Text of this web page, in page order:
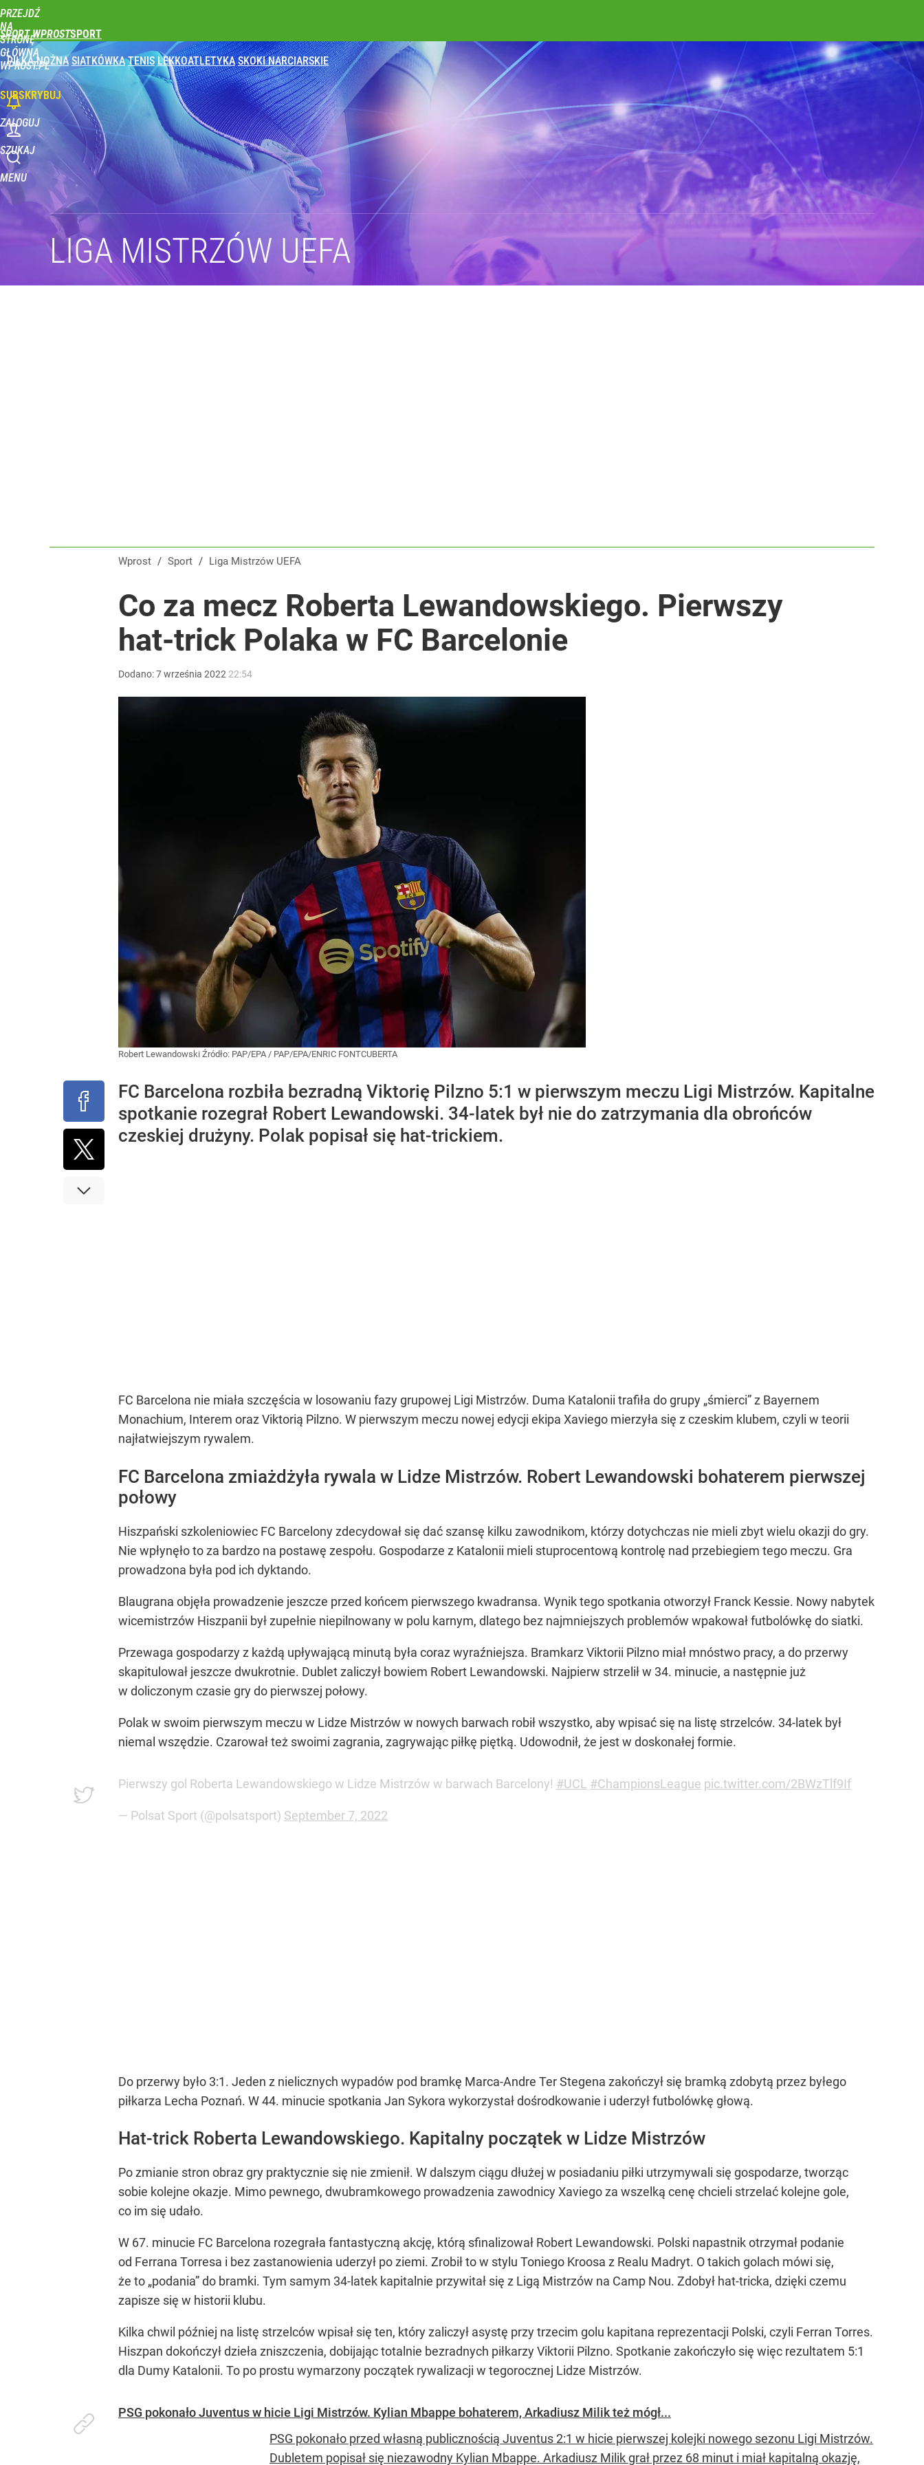
PRZEJDŹ
NA
STRONĘ
GŁÓWNĄ
WPROST.PL
SPORT WPROST
PIŁKA NOŻNA SIATKÓWKA TENIS LEKKOATLETYKA SKOKI NARCIARSKIE
SUBSKRYBUJ
ZALOGUJ
SZUKAJ
MENU
LIGA MISTRZÓW UEFA
Wprost / Sport / Liga Mistrzów UEFA
Co za mecz Roberta Lewandowskiego. Pierwszy
hat-trick Polaka w FC Barcelonie
Dodano:7września 2022 22:54
Robert Lewandowski Źródło: PAP/EPA / PAP/EPA/ENRIC FONTCUBERTA
FC Barcelona rozbiła bezradną Viktorię Pilzno 5:1 w pierwszym meczu Ligi Mistrzów. Kapitalne
spotkanie rozegrał Robert Lewandowski. 34-latek był nie do zatrzymania dla obrońców
czeskiej drużyny. Polak popisał się hat-trickiem.
FC Barcelona nie miała szczęścia w losowaniu fazy grupowej Ligi Mistrzów. Duma Katalonii trafiła do grupy „śmierci” z Bayernem
Monachium, Interem oraz Viktorią Pilzno. W pierwszym meczu nowej edycji ekipa Xaviego mierzyła się z czeskim klubem, czyli w teorii
najłatwiejszym rywalem.
FC Barcelona zmiażdżyła rywala w Lidze Mistrzów. Robert Lewandowski bohaterem pierwszej
połowy
Hiszpański szkoleniowiec FC Barcelony zdecydował się dać szansę kilku zawodnikom, którzy dotychczas nie mieli zbyt wielu okazji do gry.
Nie wpłynęło to za bardzo na postawę zespołu. Gospodarze z Katalonii mieli stuprocentową kontrolę nad przebiegiem tego meczu. Gra
prowadzona była pod ich dyktando.
Blaugrana objęła prowadzenie jeszcze przed końcem pierwszego kwadransa. Wynik tego spotkania otworzył Franck Kessie. Nowy nabytek
wicemistrzów Hiszpanii był zupełnie niepilnowany w polu karnym, dlatego bez najmniejszych problemów wpakował futbolówkę do siatki.
Przewaga gospodarzy z każdą upływającą minutą była coraz wyraźniejsza. Bramkarz Viktorii Pilzno miał mnóstwo pracy, a do przerwy
skapitulował jeszcze dwukrotnie. Dublet zaliczył bowiem Robert Lewandowski. Najpierw strzelił w 34. minucie, a następnie już
w doliczonym czasie gry do pierwszej połowy.
Polak w swoim pierwszym meczu w Lidze Mistrzów w nowych barwach robił wszystko, aby wpisać się na listę strzelców. 34-latek był
niemal wszędzie. Czarował też swoimi zagrania, zagrywając piłkę piętką. Udowodnił, że jest w doskonałej formie.
Pierwszy gol Roberta Lewandowskiego w Lidze Mistrzów w barwach Barcelony! #UCL #ChampionsLeague pic.twitter.com/2BWzTlf9If
— Polsat Sport (@polsatsport) September 7, 2022
Do przerwy było 3:1. Jeden z nielicznych wypadów pod bramkę Marca-Andre Ter Stegena zakończył się bramką zdobytą przez byłego
piłkarza Lecha Poznań. W 44. minucie spotkania Jan Sykora wykorzystał dośrodkowanie i uderzył futbolówkę głową.
Hat-trick Roberta Lewandowskiego. Kapitalny początek w Lidze Mistrzów
Po zmianie stron obraz gry praktycznie się nie zmienił. W dalszym ciągu dłużej w posiadaniu piłki utrzymywali się gospodarze, tworząc
sobie kolejne okazje. Mimo pewnego, dwubramkowego prowadzenia zawodnicy Xaviego za wszelką cenę chcieli strzelać kolejne gole,
co im się udało.
W 67. minucie FC Barcelona rozegrała fantastyczną akcję, którą sfinalizował Robert Lewandowski. Polski napastnik otrzymał podanie
od Ferrana Torresa i bez zastanowienia uderzył po ziemi. Zrobił to w stylu Toniego Kroosa z Realu Madryt. O takich golach mówi się,
że to „podania” do bramki. Tym samym 34-latek kapitalnie przywitał się z Ligą Mistrzów na Camp Nou. Zdobył hat-tricka, dzięki czemu
zapisze się w historii klubu.
Kilka chwil później na listę strzelców wpisał się ten, który zaliczył asystę przy trzecim golu kapitana reprezentacji Polski, czyli Ferran Torres.
Hiszpan dokończył dzieła zniszczenia, dobijając totalnie bezradnych piłkarzy Viktorii Pilzno. Spotkanie zakończyło się więc rezultatem 5:1
dla Dumy Katalonii. To po prostu wymarzony początek rywalizacji w tegorocznej Lidze Mistrzów.
PSG pokonało Juventus w hicie Ligi Mistrzów. Kylian Mbappe bohaterem, Arkadiusz Milik też mógł...
PSG pokonało przed własną publicznością Juventus 2:1 w hicie pierwszej kolejki nowego sezonu Ligi Mistrzów.
Dubletem popisał się niezawodny Kylian Mbappe. Arkadiusz Milik grał przez 68 minut i miał kapitalną okazję,